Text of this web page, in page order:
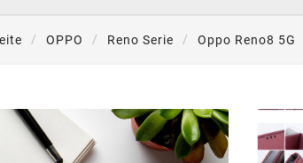
OPPO Reno Serie Oppo Reno8 5G